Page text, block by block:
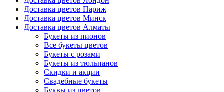
Доставка цветов Париж
Доставка цветов Минск
Доставка цветов Алматы
Букеты из пионов
Все букеты цветов
Букеты с розами
Букеты из тюльпанов
Скидки и акции
Свадебные букеты
Буквы из цветов